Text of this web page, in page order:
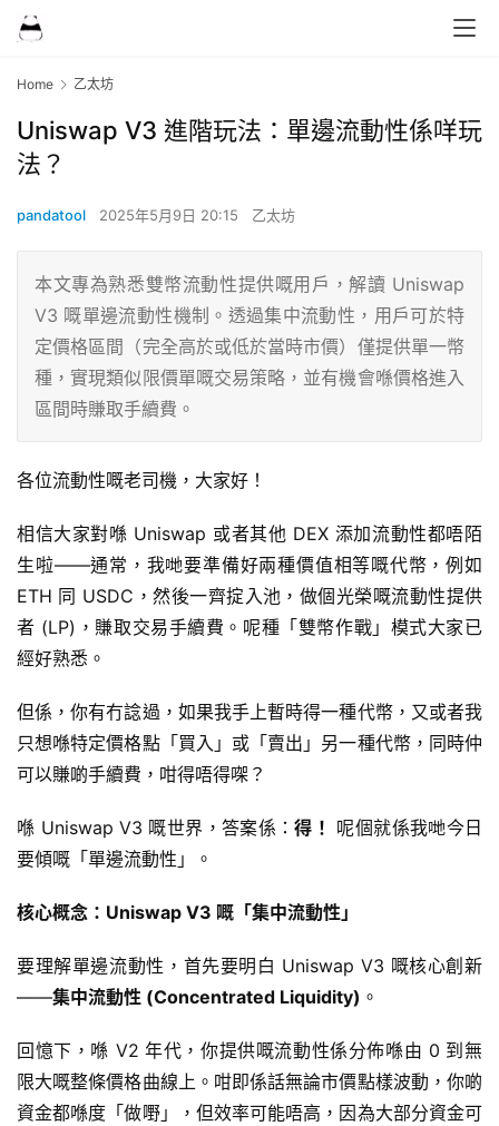
Home 乙太坊
Uniswap V3 進階玩法：單邊流動性係咩玩
法？
pandatool 2025年5月9日 20:15 乙太坊
本文專為熟悉雙幣流動性提供嘅用戶，解讀 Uniswap
V3 嘅單邊流動性機制。透過集中流動性，用戶可於特
定價格區間（完全高於或低於當時市價）僅提供單一幣
種，實現類似限價單嘅交易策略，並有機會喺價格進入
區間時賺取手續費。
各位流動性嘅老司機，大家好！
相信大家對喺 Uniswap 或者其他 DEX 添加流動性都唔陌
生啦——通常，我哋要準備好兩種價值相等嘅代幣，例如
ETH 同 USDC，然後一齊掟入池，做個光榮嘅流動性提供
者 (LP)，賺取交易手續費。呢種「雙幣作戰」模式大家已
經好熟悉。
但係，你有冇諗過，如果我手上暫時得一種代幣，又或者我
只想喺特定價格點「買入」或「賣出」另一種代幣，同時仲
可以賺啲手續費，咁得唔得㗎？
喺 Uniswap V3 嘅世界，答案係：得！ 呢個就係我哋今日
要傾嘅「單邊流動性」。
核心概念：Uniswap V3 嘅「集中流動性」
要理解單邊流動性，首先要明白 Uniswap V3 嘅核心創新
——集中流動性 (Concentrated Liquidity) 。
回憶下，喺 V2 年代，你提供嘅流動性係分佈喺由 0 到無
限大嘅整條價格曲線上。咁即係話無論市價點樣波動，你啲
資金都喺度「做嘢」，但效率可能唔高，因為大部分資金可